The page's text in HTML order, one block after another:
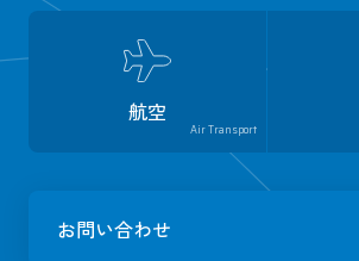
航空
Air Transport
お問い合わせ